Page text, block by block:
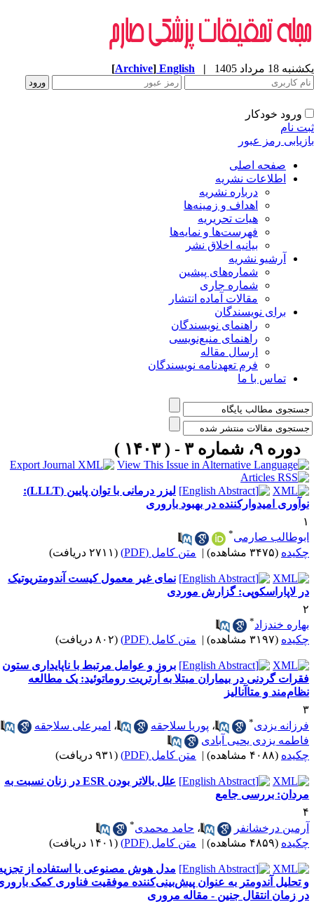
18 مرداد 1405 |
English
[Archive]
ورود خودکار
نام
رمز عبور
صفحه اصلی
اطلاعات نشریه
درباره نشریه
اهداف و زمینه‌ها
هیات تحریریه
فهرست‌ها و نمایه‌ها
بیانیه اخلاق نشر
آرشیو نشریه
شماره‌های پیشین
شماره جاری
مقالات آماده انتشار
برای نویسندگان
راهنمای نویسندگان
راهنمای منبع‌نویسی
ارسال مقاله
فرم تعهدنامه نویسندگان
تماس با ما
دوره ۹، شماره ۳ - ( ۱۴۰۳ )
لیزر درمانی با توان پایین (LLLT):
امیدوارکننده در بهبود باروری
صارمی
(۳۴۷۵ مشاهده) | متن کامل (PDF) (۲۷۱۱ دریافت)
نمای غیر معمول کیست آندومتریوتیک
لاپاراسکوپی: گزارش موردی
خندزاد *
(۳۱۹۷ مشاهده) | متن کامل (PDF) (۸۰۲ دریافت)
بروز و عوامل مرتبط با ناپایداری ستون
گردنی در بیماران مبتلا به آرتریت روماتوئید: یک مطالعه
و متاآنالیز
یزدی
،پوریا سلاجقه ،امیرعلی سلاجقه
،
یزدی یحیی آبادی
(۴۰۸۸ مشاهده) | متن کامل (PDF) (۹۳۱ دریافت)
علل بالاتر بودن ESR در زنان نسبت به
بررسی جامع
درخشانفر
،حامد محمدی
(۴۸۵۹ مشاهده) | متن کامل (PDF) (۱۴۰۱ دریافت)
مدل هوش مصنوعی با استفاده از تجزیه
تحلیل آندومتر به عنوان پیش‌بینی‌کننده موفقیت فناوری کمک باروری
زمان انتقال جنین - مقاله مروری